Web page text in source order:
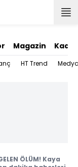
Magazin Kadın
HT Trend
ÖLÜM! Kaya